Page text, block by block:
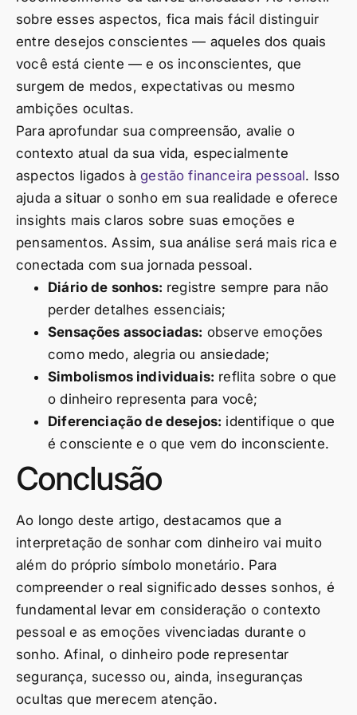
sobre esses aspectos, fica mais fácil distinguir
entre desejos conscientes — aqueles dos quais
você está ciente — e os inconscientes, que
surgem de medos, expectativas ou mesmo
ambições ocultas.
Para aprofundar sua compreensão, avalie o
contexto atual da sua vida, especialmente
aspectos ligados àgestão financeira pessoal. Isso
ajuda a situar o sonho em sua realidade e oferece
insights mais claros sobre suas emoções e
pensamentos. Assim, sua análise será mais rica e
conectada com sua jornada pessoal.
Diário de sonhos: registre sempre para não
perder detalhes essenciais;
Sensações associadas: observe emoções
como medo, alegria ou ansiedade;
Simbolismos individuais: reflita sobre o que
o dinheiro representa para você;
Diferenciação de desejos: identifique o que
é consciente e o que vem do inconsciente.
Conclusão
Ao longo deste artigo, destacamos que a
interpretação de sonhar com dinheiro vai muito
além do próprio símbolo monetário. Para
compreender o real significado desses sonhos, é
fundamental levar em consideração o contexto
pessoal e as emoções vivenciadas durante o
sonho. Afinal, o dinheiro pode representar
segurança, sucesso ou, ainda, inseguranças
ocultas que merecem atenção.